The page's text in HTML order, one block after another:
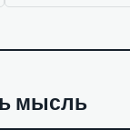
мысль